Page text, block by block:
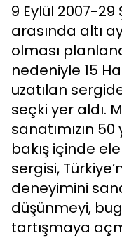
9 Eylül 2007-
arasında altı
olması
nedeniyle 15
uzatılan
seçki yer aldı.
sanatımızın
bakış içinde
sergisi,
deneyimini
düşünmeyi,
tartışmaya